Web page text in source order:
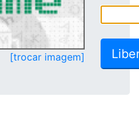
[trocar imagem]